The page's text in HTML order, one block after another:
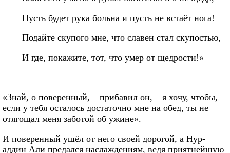
Пусть будет рука больна и пусть не встаёт нога!
Подайте скупого мне, что славен стал скупостью,
И где, покажите, тот, что умер от щедрости!»
«Знай, о поверенный, – прибавил он, – я хочу, чтобы,
если у тебя осталось достаточно мне на обед, ты не
отягощал меня заботой об ужине».
И поверенный ушёл от него своей дорогой, а Нур-
аддин Али предался наслаждениям, ведя приятнейшую